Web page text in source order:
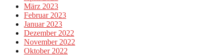
März 2023
Februar 2023
Januar 2023
Dezember 2022
November 2022
Oktober 2022